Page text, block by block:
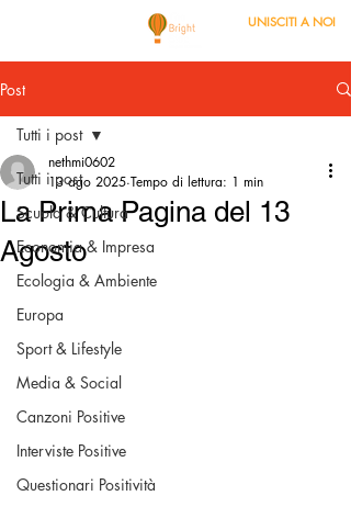
UNISCITI A NOI
Post
Tutti i post
Scuola & Cultura
Economia & Impresa
Ecologia & Ambiente
Europa
Sport & Lifestyle
Media & Social
Canzoni Positive
Interviste Positive
Questionari Positività
Tutti i post
La Prima Pagina del 13
Agosto
nethmi0602
13 ago 2025 Tempo di lettura: 1 min